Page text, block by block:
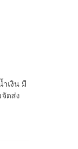
เงิน มี
ดส่ง